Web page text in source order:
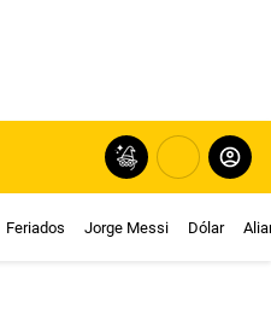
Feriados Jorge Messi Dólar